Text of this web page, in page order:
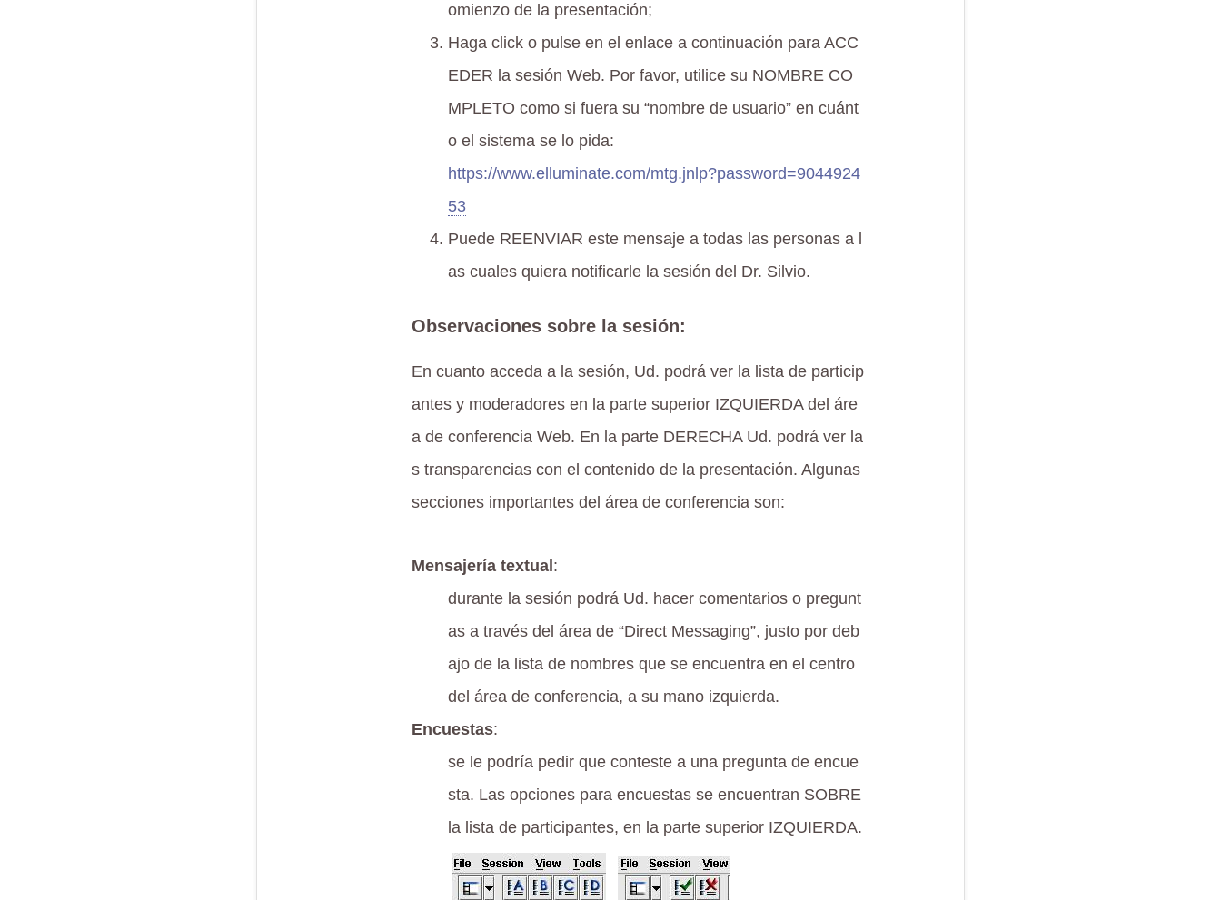
omienzo de la presentación;
Haga click o pulse en el enlace a continuación para ACC
EDER la sesión Web. Por favor, utilice su NOMBRE CO
MPLETO como si fuera su “nombre de usuario” en cuánt
o el sistema se lo pida:
https://www.elluminate.com/mtg.jnlp?password=9044924
53
Puede REENVIAR este mensaje a todas las personas a l
as cuales quiera notificarle la sesión del Dr. Silvio.
Observaciones sobre la sesión:
En cuanto acceda a la sesión, Ud. podrá ver la lista de particip
antes y moderadores en la parte superior IZQUIERDA del áre
a de conferencia Web. En la parte DERECHA Ud. podrá ver la
s transparencias con el contenido de la presentación. Algunas
secciones importantes del área de conferencia son:
Mensajería textual :
durante la sesión podrá Ud. hacer comentarios o pregunt
as a través del área de “Direct Messaging”, justo por deb
ajo de la lista de nombres que se encuentra en el centro
del área de conferencia, a su mano izquierda.
Encuestas:
se le podría pedir que conteste a una pregunta de encue
sta. Las opciones para encuestas se encuentran SOBRE
la lista de participantes, en la parte superior IZQUIERDA.